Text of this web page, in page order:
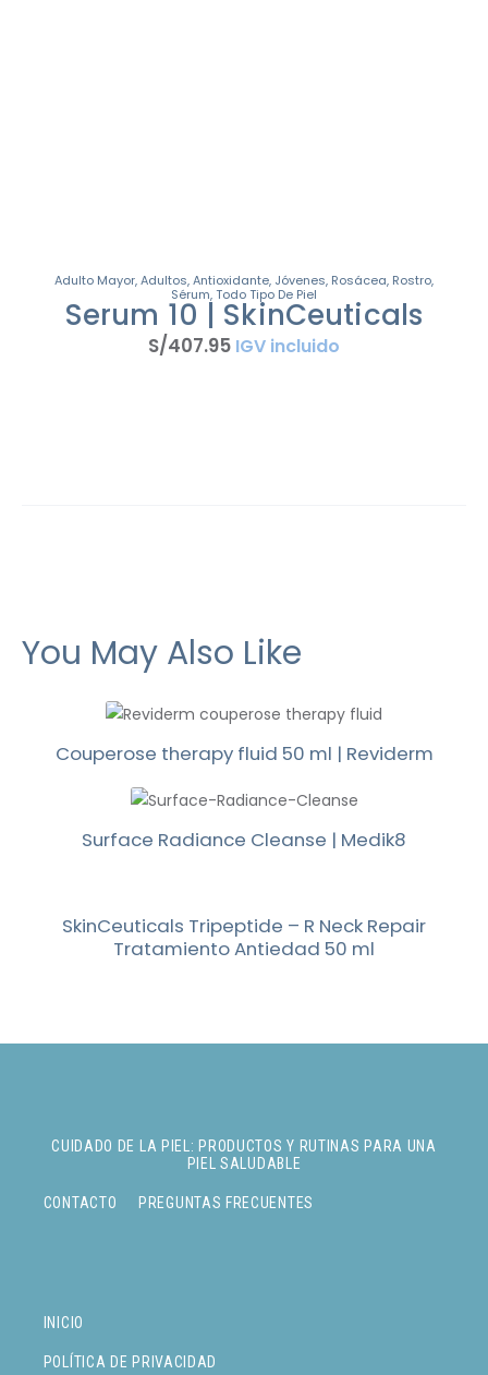
Adulto Mayor,Adultos,Antioxidante, Jóvenes, Rosácea, Rostro,
Sérum,Todo Tipo De Piel
Serum 10 | SkinCeuticals
S/407.95 IGV incluido
You May Also Like
Couperose therapy fluid 50 ml | Reviderm
Surface Radiance Cleanse | Medik8
SkinCeuticals Tripeptide – R Neck Repair
Tratamiento Antiedad 50 ml
INICIO
POLÍTICA DE PRIVACIDAD
CUIDADO DE LA PIEL: PRODUCTOS Y RUTINAS PARA UNA
PIEL SALUDABLE
CONTACTO PREGUNTAS FRECUENTES